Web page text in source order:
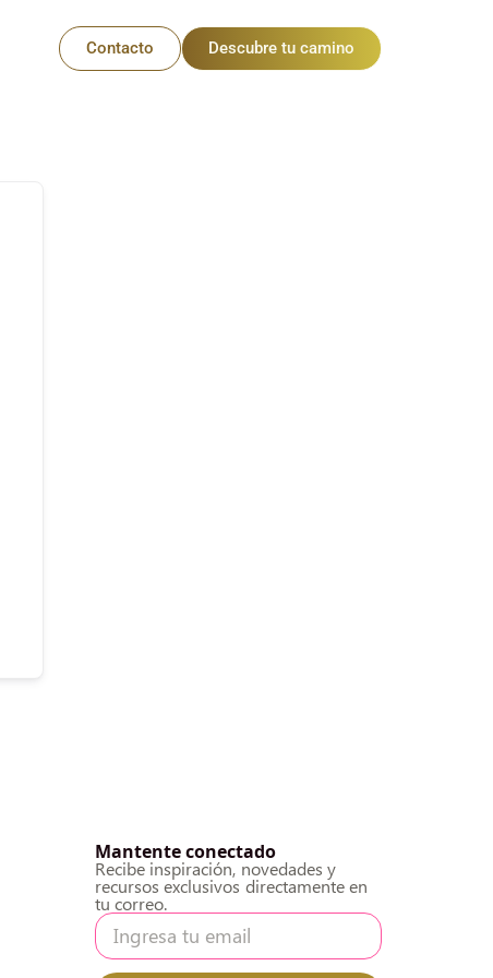
Contacto Descubre tu camino
Mantente conectado
Recibe inspiración, novedades y
recursos exclusivos directamente en
tu correo.